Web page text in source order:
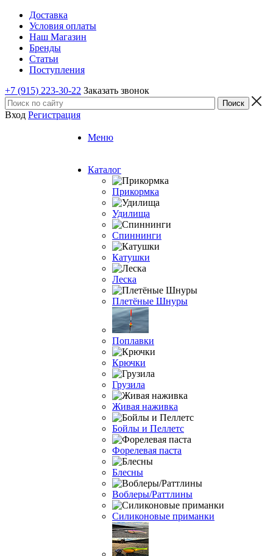
Доставка
Условия оплаты
Наш Магазин
Бренды
Статьи
Поступления
+7 (915) 223-30-22 Заказать звонок
Вход Регистрация
Меню
Каталог
Прикормка
Удилища
Спиннинги
Катушки
Леска
Плетёные Шнуры
Поплавки
Крючки
Грузила
Живая наживка
Бойлы и Пеллетс
Форелевая паста
Блесны
Воблеры/Раттлины
Силиконовые приманки